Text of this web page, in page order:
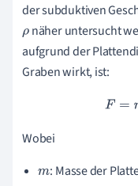
der subduktiven
ρnäher untersucht
aufgrund der
Graben wirkt, ist:
Wobei
m: Masse der